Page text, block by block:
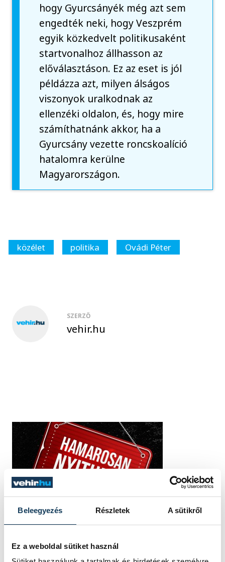
Beleegyezés Részletek A sütikről
Ez a weboldal sütiket használ
hogy Gyurcsányék még azt sem
engedték neki, hogy Veszprém
egyik közkedvelt politikusaként
startvonalhoz állhasson az
előválasztáson. Ez az eset is jól
példázza azt, milyen álságos
viszonyok uralkodnak az
ellenzéki oldalon, és, hogy mire
számíthatnánk akkor, ha a
Gyurcsány vezette roncskoalíció
hatalomra kerülne
Magyarországon.
közélet politika Ovádi Péter
SZERZŐ
vehir.hu